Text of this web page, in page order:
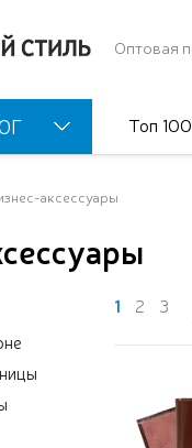
Оптовая
Топ 100
аксессуары
1 2 3